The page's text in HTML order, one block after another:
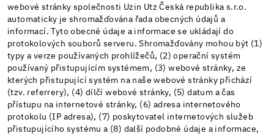
webové stránky společnosti Uzin Utz Česká republika s.r.o.
automaticky je shromažďována řada obecných údajů a
informací. Tyto obecné údaje a informace se ukládají do
protokolových souborů serveru. Shromažďovány mohou být (1)
typy a verze používaných prohlížečů, (2) operační systém
používaný přistupujícím systémem, (3) webové stránky, ze
kterých přistupující systém na naše webové stránky přichází
(tzv. referrery), (4) dílčí webové stránky, (5) datum a čas
přístupu na internetové stránky, (6) adresa internetového
protokolu (IP adresa), (7) poskytovatel internetových služeb
přistupujícího systému a (8) další podobné údaje a informace,